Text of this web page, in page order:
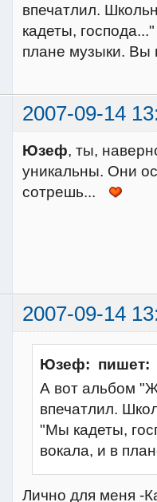
впечатлил.
кадеты,
плане музыки. Вы
2007-09-14
Юзеф, ты,
уникальны. Они
сотрешь...
2007-09-14
Юзеф: пишет:
А вот альбом
впечатлил.
"Мы кадеты,
вокала, и в
Лично для меня -